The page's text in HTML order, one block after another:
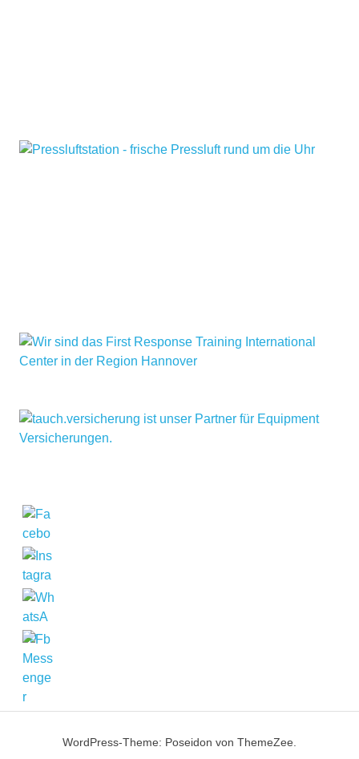
WordPress-Theme: Poseidon von ThemeZee.